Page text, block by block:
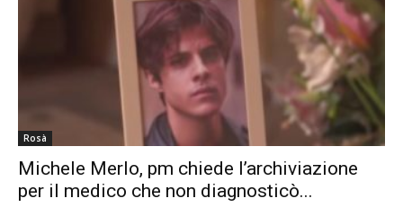
Rosà
Michele Merlo, pm chiede l’archiviazione
per il medico che non diagnosticò...